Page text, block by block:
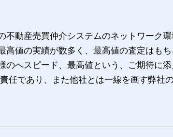
動産売買仲介システムのネットワーク
値の実績が数多く、最高値の査定はも
へスピード、最高値という、ご期待に
任であり、また他社とは一線を画す弊社